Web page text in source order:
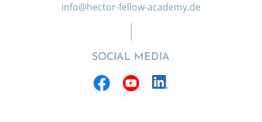
info@hector-fellow-academy.de
SOCIAL MEDIA